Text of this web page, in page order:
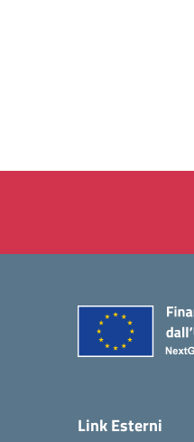
Link Esterni